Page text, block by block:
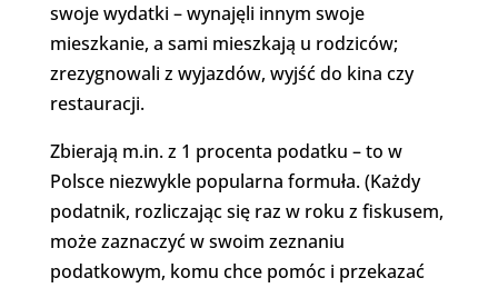
swoje wydatki – wynajęli innym swoje
mieszkanie, a sami mieszkają u rodziców;
zrezygnowali z wyjazdów, wyjść do kina czy
restauracji.
Zbierają m.in. z 1 procenta podatku – to w
Polsce niezwykle popularna formuła. (Każdy
podatnik, rozliczając się raz w roku z fiskusem,
może zaznaczyć w swoim zeznaniu
podatkowym, komu chce pomóc i przekazać